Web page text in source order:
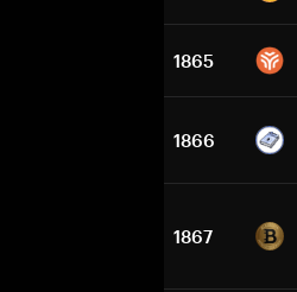
1865
1866
1867